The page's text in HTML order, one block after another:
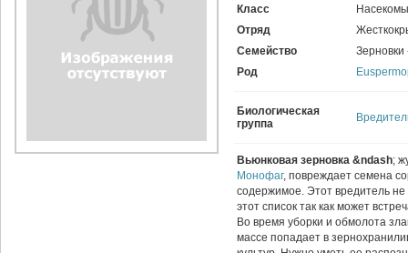
Класс
Отряд
Семейство
Род
Биологическая
группа
Вьюнковая зерновка &ndash;
Монофаг, повреждает семена
содержимое. Этот вредитель не
этот список так как может
Во время уборки и обмолота
массе попадает в